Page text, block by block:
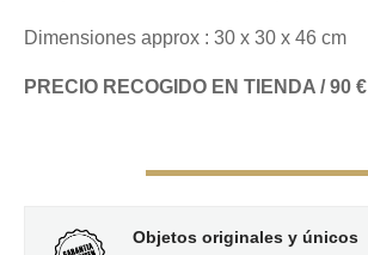
Dimensiones approx : 30 x 30 x 46 cm
PRECIO RECOGIDO EN TIENDA / 90 €
Objetos originales y únicos